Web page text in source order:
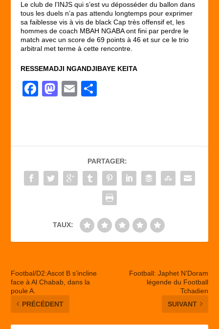
Le club de l’INJS qui s’est vu déposséder du ballon dans
tous les duels n’a pas attendu longtemps pour exprimer
sa faiblesse vis à vis de black Cap très offensif et, les
hommes de coach MBAH NGABA ont fini par perdre le
match avec un score de 69 points à 46 et sur ce le trio
arbitral met terme à cette rencontre.
RESSEMADJI NGANDJIBAYE KEITA
F
b
o
o
M
d
o
n
E
er
PARTAGER:
TAUX:
Footbal/D2:Ascot B s’incline
face à Al Chabab, dans la
poule A.
PRÉCÉDENT
Football: Japhet N’Doram
légende du Football
Tchadien
SUIVANT